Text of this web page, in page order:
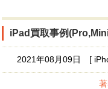
iPad買取事例
2021年08月09日 [